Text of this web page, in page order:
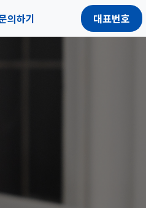
의하기 대표번호